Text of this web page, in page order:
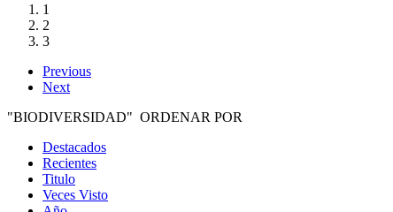
1
2
3
Previous
Next
"BIODIVERSIDAD" ORDENAR POR
Destacados
Recientes
Titulo
Veces Visto